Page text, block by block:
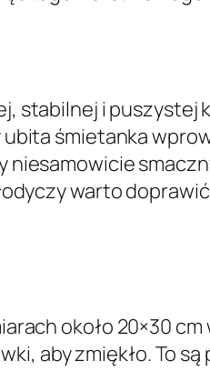
stabilnej i puszystej
śmietanka
warto
około 20×30 cm
aby zmiękło. To